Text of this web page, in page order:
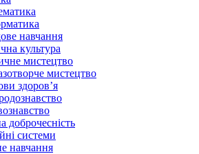
навчання
культура
мистецтво
мистецтво
здоров’я
доброчесність
системи
навчання